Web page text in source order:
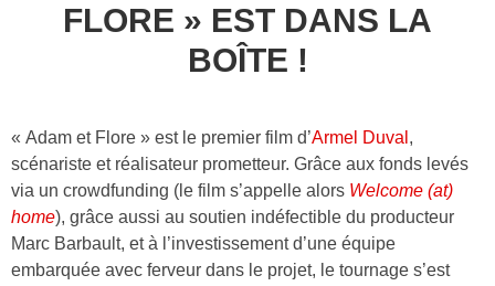
FLORE » EST DANS LA
BOÎTE !
« Adam et Flore » est le premier film d’Armel Duval ,
scénariste et réalisateur prometteur. Grâce aux fonds levés
via un crowdfunding (le film s’appelle alors Welcome (at)
home), grâce aussi au soutien indéfectible du producteur
Marc Barbault, et à l’investissement d’une équipe
embarquée avec ferveur dans le projet, le tournage s’est